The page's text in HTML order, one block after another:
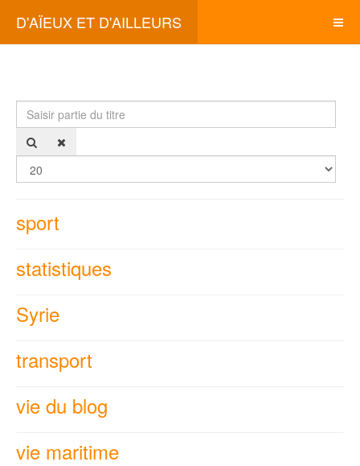
D'AÏEUX ET D'AILLEURS
Saisir
partie
du
titre
sport
statistiques
Syrie
transport
vie du blog
vie maritime